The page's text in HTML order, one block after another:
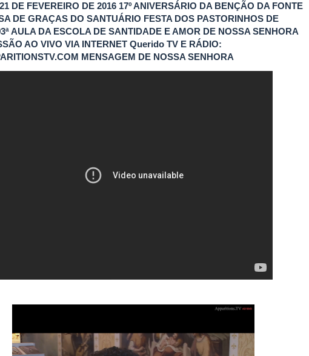
DE FEVEREIRO DE 2016 17º ANIVERSÁRIO DA BENÇÃO DA FONTE
DE GRAÇAS DO SANTUÁRIO FESTA DOS PASTORINHOS DE
AULA DA ESCOLA DE SANTIDADE E AMOR DE NOSSA SENHORA
AO VIVO VIA INTERNET Querido TV E RÁDIO:
MENSAGEM DE NOSSA SENHORA